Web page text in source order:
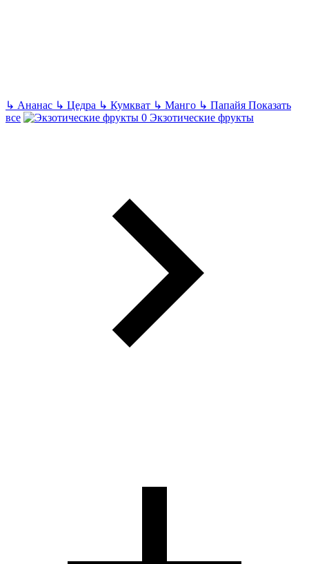
↳ Ананас ↳ Цедра ↳ Кумкват ↳ Манго ↳ Папайя Показать
все
Экзотические фрукты